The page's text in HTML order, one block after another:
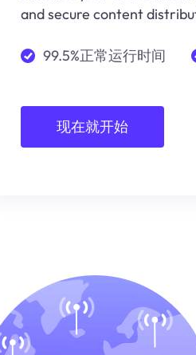
and secure content
99.5%正常运行时间
现在就开始